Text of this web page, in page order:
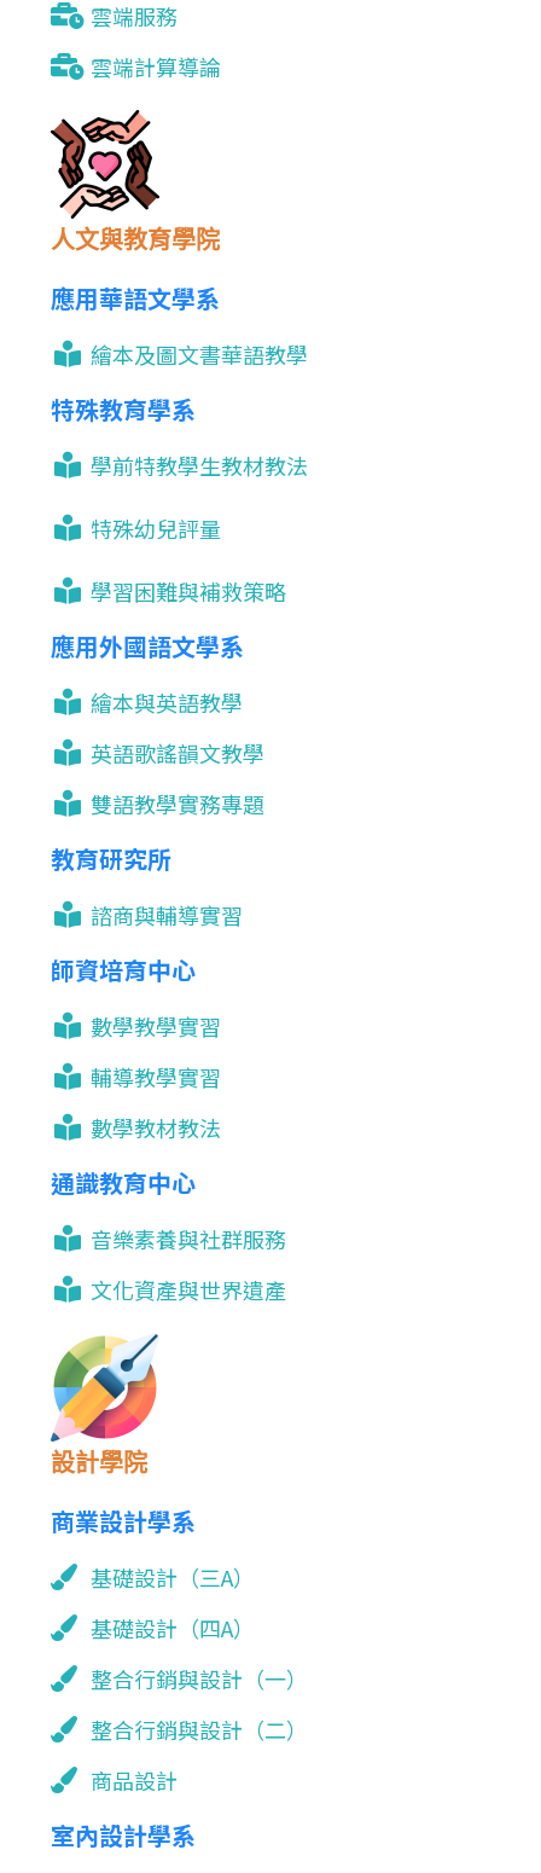
雲端服務
雲端計算導論
人文與教育學院
應用華語文學系
繪本及圖文書華語教學
特殊教育學系
學前特教學生教材教法
特殊幼兒評量
學習困難與補救策略
應用外國語文學系
繪本與英語教學
英語歌謠韻文教學
雙語教學實務專題
教育研究所
諮商與輔導實習
師資培育中心
數學教學實習
輔導教學實習
數學教材教法
通識教育中心
音樂素養與社群服務
文化資產與世界遺產
設計學院
商業設計學系
基礎設計（三A）
基礎設計（四A）
整合行銷與設計（一）
整合行銷與設計（二）
商品設計
室內設計學系